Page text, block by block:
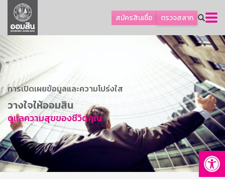
สมัครสินเชื่อ ตรวจสลาก
ลูกค้าธุรกิจ
ลูกค้าผู้ประกอบรายย่อย
ออมเพื่อสุข
เกี่ยวกับธนาคาร
การพัฒนาที่ยั่งยืน
ข่าวสาร
บริการทางการเงิน
อื่นๆ
ติดต่อเรา
การเปิดเผยข้อมูลและความโปร่งใส
วางใจให้ออมสิน
ดูแลความสุขของชีวิตคุณ